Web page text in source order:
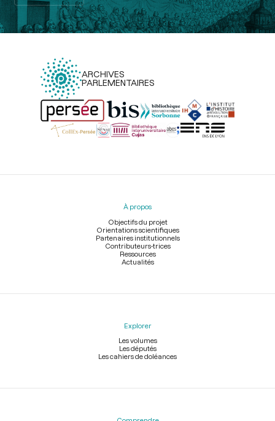
ARCHIVES
PARLEMENTAIRES
Menu
À propos
Objectifs du projet
Orientations scientifiques
Partenaires institutionnels
Contributeurs-trices
Ressources
Actualités
Explorer
Les volumes
Les députés
Les cahiers de doléances